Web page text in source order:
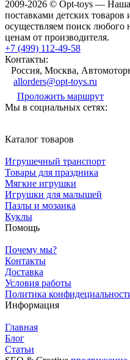
2009-2026 © Opt-toys —
поставками детских
осуществляем поиск
ценам от производителя.
+7 (499) 112-49-58
Контакты:
Россия, Москва,
allorders@opt-toys.ru
Проложить маршрут
Мы в социальных сетях:
Каталог товаров
Игрушечный транспорт
Товары для праздника
Мягкие игрушки
Игрушки для малышей
Пазлы и мозаика
Куклы
Помощь
Почему мы?
Контакты
Доставка
Условия работы
Политика
Информация
Главная
Блог
Статьи